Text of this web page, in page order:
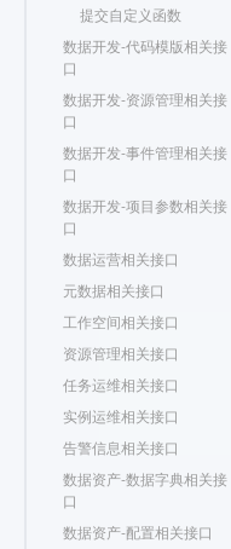
提交自定义函数
数据开发-代码模版相关接
口
数据开发-资源管理相关接
口
数据开发-事件管理相关接
口
数据开发-项目参数相关接
口
数据运营相关接口
元数据相关接口
工作空间相关接口
资源管理相关接口
任务运维相关接口
实例运维相关接口
告警信息相关接口
数据资产-数据字典相关接
口
数据资产-配置相关接口